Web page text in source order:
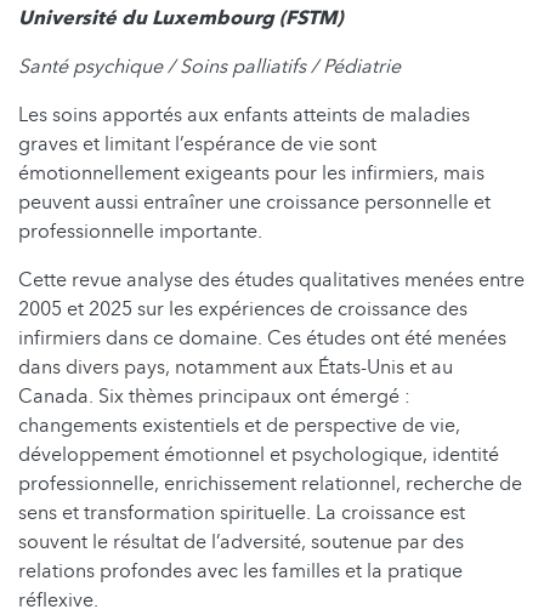
Université du Luxembourg (FSTM)
Santé psychique / Soins palliatifs / Pédiatrie
Les soins apportés aux enfants atteints de maladies
graves et limitant l’espérance de vie sont
émotionnellement exigeants pour les infirmiers, mais
peuvent aussi entraîner une croissance personnelle et
professionnelle importante.
Cette revue analyse des études qualitatives menées entre
2005 et 2025 sur les expériences de croissance des
infirmiers dans ce domaine. Ces études ont été menées
dans divers pays, notamment aux États-Unis et au
Canada. Six thèmes principaux ont émergé :
changements existentiels et de perspective de vie,
développement émotionnel et psychologique, identité
professionnelle, enrichissement relationnel, recherche de
sens et transformation spirituelle. La croissance est
souvent le résultat de l’adversité, soutenue par des
relations profondes avec les familles et la pratique
réflexive.